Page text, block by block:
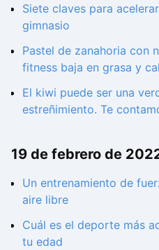
Siete claves para
gimnasio
Pastel de zanahoria con
fitness baja en grasa y
El kiwi puede ser una
estreñimiento. Te
19 de febrero de
Un entrenamiento de
aire libre
Cuál es el deporte más
tu edad